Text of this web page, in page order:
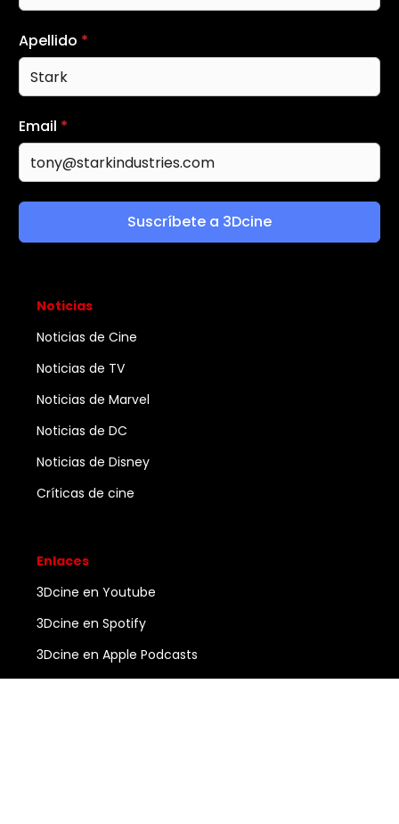
Apellido *
Email *
Suscríbete a 3Dcine
Noticias
Noticias de Cine
Noticias de TV
Noticias de Marvel
Noticias de DC
Noticias de Disney
Críticas de cine
Enlaces
3Dcine en Youtube
3Dcine en Spotify
3Dcine en Apple Podcasts